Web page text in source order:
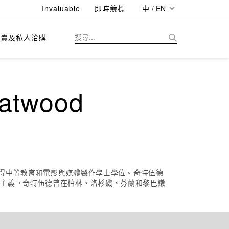
Invaluable 即時競標 中 / EN
及私人洽購
等教育和電影與媒體製作學士學位。奇特伍德
義。奇特伍德曾在柏林、洛杉磯、芬蘭和黎巴嫩